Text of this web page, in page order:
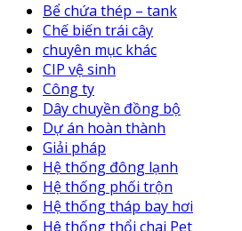
Bể chứa thép – tank
Chế biến trái cây
chuyên mục khác
CIP vệ sinh
Công ty
Dây chuyền đồng bộ
Dự án hoàn thành
Giải pháp
Hệ thống đông lạnh
Hệ thống phối trộn
Hệ thống tháp bay hơi
Hệ thống thổi chai Pet